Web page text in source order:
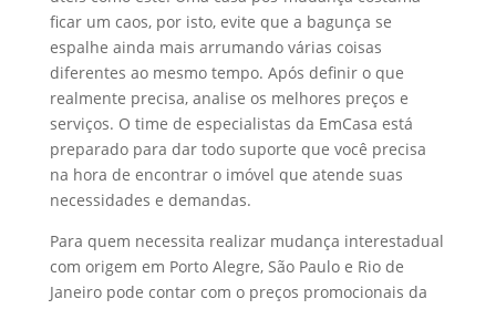
ficar um caos, por isto, evite que a bagunça se
espalhe ainda mais arrumando várias coisas
diferentes ao mesmo tempo. Após definir o que
realmente precisa, analise os melhores preços e
serviços. O time de especialistas da EmCasa está
preparado para dar todo suporte que você precisa
na hora de encontrar o imóvel que atende suas
necessidades e demandas.
Para quem necessita realizar mudança interestadual
com origem em Porto Alegre, São Paulo e Rio de
Janeiro pode contar com o preços promocionais da